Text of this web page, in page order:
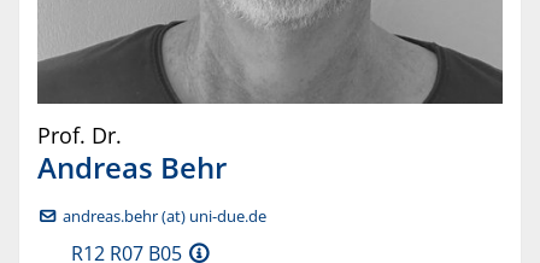
Prof. Dr.
Andreas Behr
andreas.behr (at) uni-due.de
R12 R07 B05